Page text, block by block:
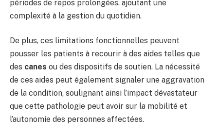
périodes de repos prolongées, ajoutant une
complexité à la gestion du quotidien.
De plus, ces limitations fonctionnelles peuvent
pousser les patients à recourir à des aides telles que
des canes ou des dispositifs de soutien. La nécessité
de ces aides peut également signaler une aggravation
de la condition, soulignant ainsi l’impact dévastateur
que cette pathologie peut avoir sur la mobilité et
l’autonomie des personnes affectées.